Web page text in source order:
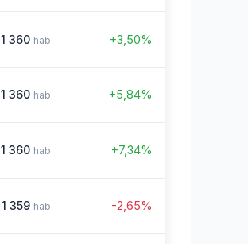
1 360 hab. +3,50%
1 360 hab. +5,84%
1 360 hab. +7,34%
1 359 hab. -2,65%